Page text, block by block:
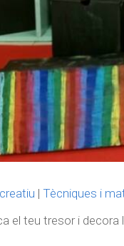
| Tècniques i
el teu tresor i decora